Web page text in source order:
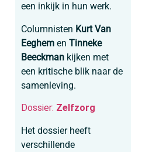
een inkijk in hun werk.
Columnisten Kurt Van
Eeghem en Tinneke
Beeckman kijken met
een kritische blik naar de
samenleving.
Dossier: Zelfzorg
Het dossier heeft
verschillende